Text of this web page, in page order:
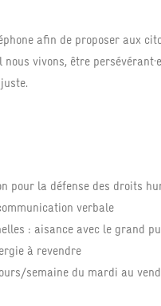
afin de proposer aux
vivons, être
pour la défense des droits
verbale
: aisance avec le grand
à revendre
semaine du mardi au